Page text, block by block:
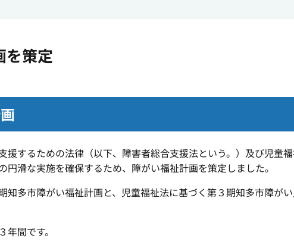
を策定
援するための法律（以下、障害者総合支援法という。）及び児童
滑な実施を確保するため、障がい福祉計画を策定しました。
知多市障がい福祉計画と、児童福祉法に基づく第３期知多市障が
間です。